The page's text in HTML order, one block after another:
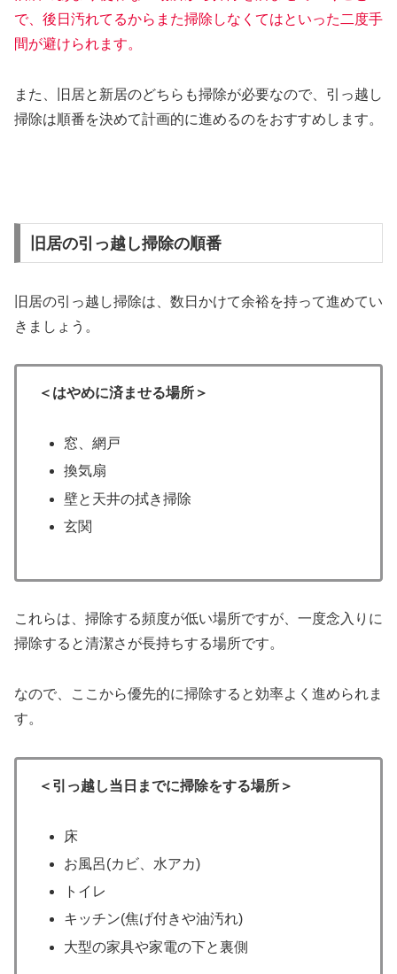
で、後日汚れてるからまた掃除しなくてはといった二度手
間が避けられます。
また、旧居と新居のどちらも掃除が必要なので、引っ越し
掃除は順番を決めて計画的に進めるのをおすすめします。
旧居の引っ越し掃除の順番
旧居の引っ越し掃除は、数日かけて余裕を持って進めてい
きましょう。
＜はやめに済ませる場所＞
窓、網戸
換気扇
壁と天井の拭き掃除
玄関
これらは、掃除する頻度が低い場所ですが、一度念入りに
掃除すると清潔さが長持ちする場所です。
なので、ここから優先的に掃除すると効率よく進められま
す。
＜引っ越し当日までに掃除をする場所＞
床
お風呂(カビ、水アカ)
トイレ
キッチン(焦げ付きや油汚れ)
大型の家具や家電の下と裏側